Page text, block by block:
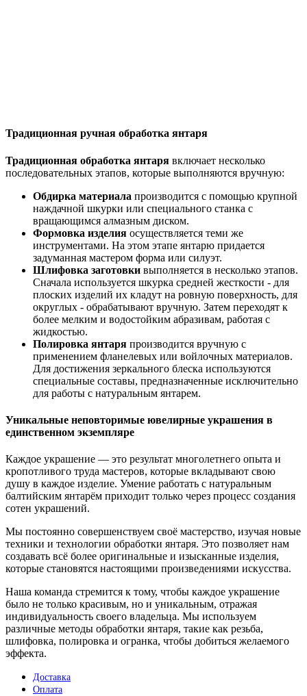
Традиционная ручная обработка янтаря
Традиционная обработка янтаря включает несколько
последовательных этапов, которые выполняются вручную:
Обдирка материала производится с помощью крупной
наждачной шкурки или специального станка с
вращающимся алмазным диском.
Формовка изделия осуществляется теми же
инструментами. На этом этапе янтарю придается
задуманная мастером форма или силуэт.
Шлифовка заготовки выполняется в несколько этапов.
Сначала используется шкурка средней жесткости - для
плоских изделий их кладут на ровную поверхность, для
округлых - обрабатывают вручную. Затем переходят к
более мелким и водостойким абразивам, работая с
жидкостью.
Полировка янтаря производится вручную с
применением фланелевых или войлочных материалов.
Для достижения зеркального блеска используются
специальные составы, предназначенные исключительно
для работы с натуральным янтарем.
Уникальные неповторимые ювелирные украшения в
единственном экземпляре
Каждое украшение — это результат многолетнего опыта и
кропотливого труда мастеров, которые вкладывают свою
душу в каждое изделие. Умение работать с натуральным
балтийским янтарём приходит только через процесс создания
сотен украшений.
Мы постоянно совершенствуем своё мастерство, изучая новые
техники и технологии обработки янтаря. Это позволяет нам
создавать всё более оригинальные и изысканные изделия,
которые становятся настоящими произведениями искусства.
Наша команда стремится к тому, чтобы каждое украшение
было не только красивым, но и уникальным, отражая
индивидуальность своего владельца. Мы используем
различные методы обработки янтаря, такие как резьба,
шлифовка, полировка и огранка, чтобы добиться желаемого
эффекта.
Доставка
Оплата